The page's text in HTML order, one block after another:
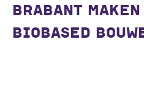
BRABANT
BIOBASED